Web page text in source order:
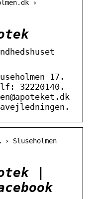
›
17.
32220140.
Sluseholmen
|